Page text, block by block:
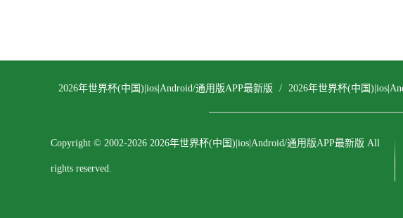
2026年世界杯(中国)|ios|Android/通用版APP最新版 / 2026年世界杯(中国
Copyright © 2002-2026 2026年世界杯(中国)|ios|Android/通用版APP最新版 All
rights reserved.